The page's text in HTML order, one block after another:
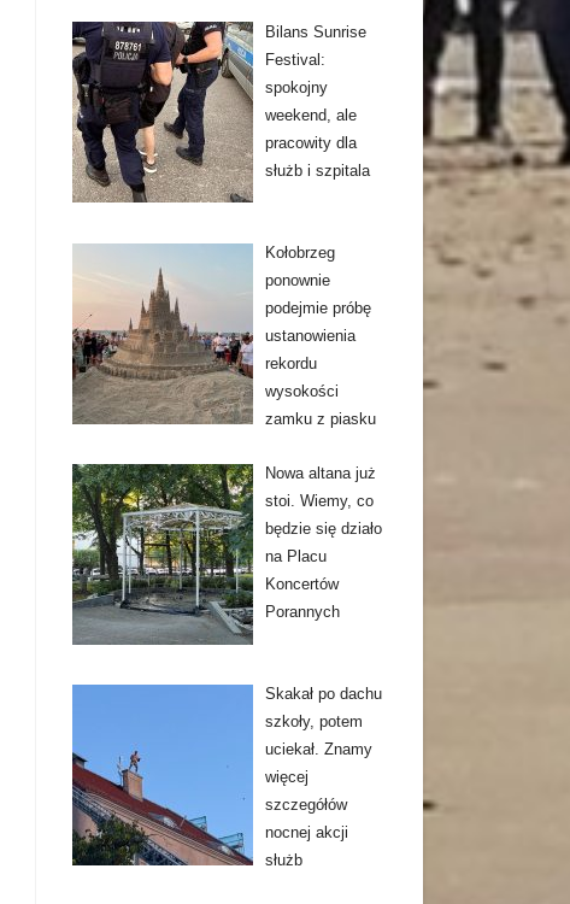
Bilans Sunrise
Festival:
spokojny
weekend, ale
pracowity dla
służb i szpitala
Kołobrzeg
ponownie
podejmie próbę
ustanowienia
rekordu
wysokości
zamku z piasku
Nowa altana już
stoi. Wiemy, co
będzie się działo
na Placu
Koncertów
Porannych
Skakał po dachu
szkoły, potem
uciekał. Znamy
więcej
szczegółów
nocnej akcji
służb